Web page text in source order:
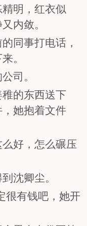
明，红衣似
内敛。
同事打电话，
。
司。
的东西送下
她抱着文件
好，怎么碾压
沈卿尘。
很有钱吧，她开